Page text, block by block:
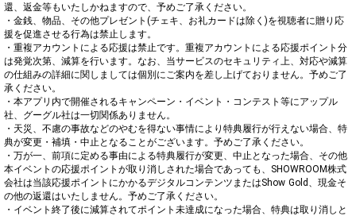
還、返金等もいたしかねますので、予めご了承ください。
・金銭、物品、その他プレゼント(チェキ、お礼カードは除く)を視聴者に贈り応
援を促進させる行為は禁止します。
・重複アカウントによる応援は禁止です。重複アカウントによる応援ポイント分
は発覚次第、減算を行います。なお、当サービスのセキュリティ上、対応や減算
の仕組みの詳細に関しましては個別にご案内を差し上げておりません。予めご了
承ください。
・本アプリ内で開催されるキャンペーン・イベント・コンテスト等にアップル
社、グーグル社は一切関係ありません。
・天災、不慮の事故などのやむを得ない事情により特典履行が行えない場合、特
典が変更・補填・中止となることがございます。予めご了承ください。
・万が一、前項に定める事由による特典履行が変更、中止となった場合、その他
本イベントの応援ポイントが取り消しされた場合であっても、SHOWROOM株式
会社は当該応援ポイントにかかるデジタルコンテンツまたはShow Gold、現金そ
の他の返還はいたしません。予めご了承ください。
・イベント終了後に減算されてポイント未達成になった場合、特典は取り消しと